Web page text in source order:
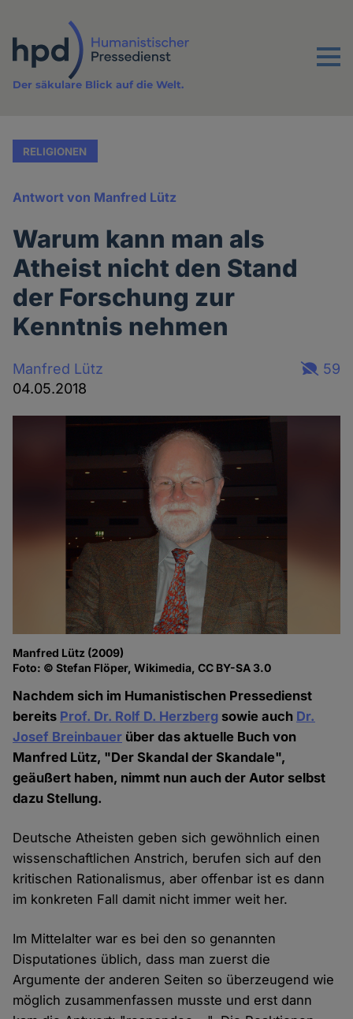
Inhalt
Menu
Der säkulare Blick auf die Welt.
RELIGIONEN
Antwort von Manfred Lütz
Warum kann man als
Atheist nicht den Stand
der Forschung zur
Kenntnis nehmen
Manfred Lütz
04.05.2018
59
Manfred Lütz (2009)
Foto: © Stefan Flöper, Wikimedia, CC BY-SA 3.0
Nachdem sich im Humanistischen Pressedienst
bereits Prof. Dr. Rolf D. Herzberg sowie auch Dr.
Josef Breinbauer über das aktuelle Buch von
Manfred Lütz, "Der Skandal der Skandale",
geäußert haben, nimmt nun auch der Autor selbst
dazu Stellung.
Deutsche Atheisten geben sich gewöhnlich einen
wissenschaftlichen Anstrich, berufen sich auf den
kritischen Rationalismus, aber offenbar ist es dann
im konkreten Fall damit nicht immer weit her.
Im Mittelalter war es bei den so genannten
Disputationes üblich, dass man zuerst die
Argumente der anderen Seiten so überzeugend wie
möglich zusammenfassen musste und erst dann